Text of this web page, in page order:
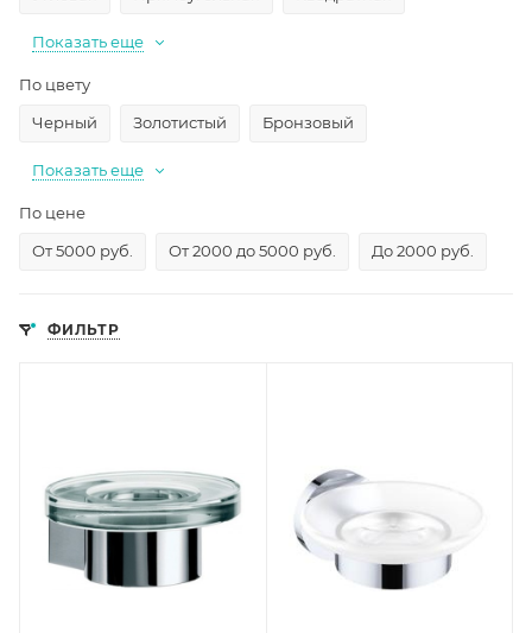
Показать еще
По цвету
Черный
Золотистый Бронзовый
Показать еще
По цене
От 5000 руб.
От 2000 до 5000 руб. До 2000 руб.
ФИЛЬТР